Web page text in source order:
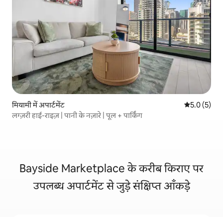
मियामी में अपार्टमेंट औसत रेटिंग 5
5.0 (5)
लग्ज़री हाई-राइज़ | पानी के नज़ारे | पूल + पार्किंग
Bayside Marketplace के करीब किराए पर
उपलब्ध अपार्टमेंट से जुड़े संक्षिप्त आँकड़े